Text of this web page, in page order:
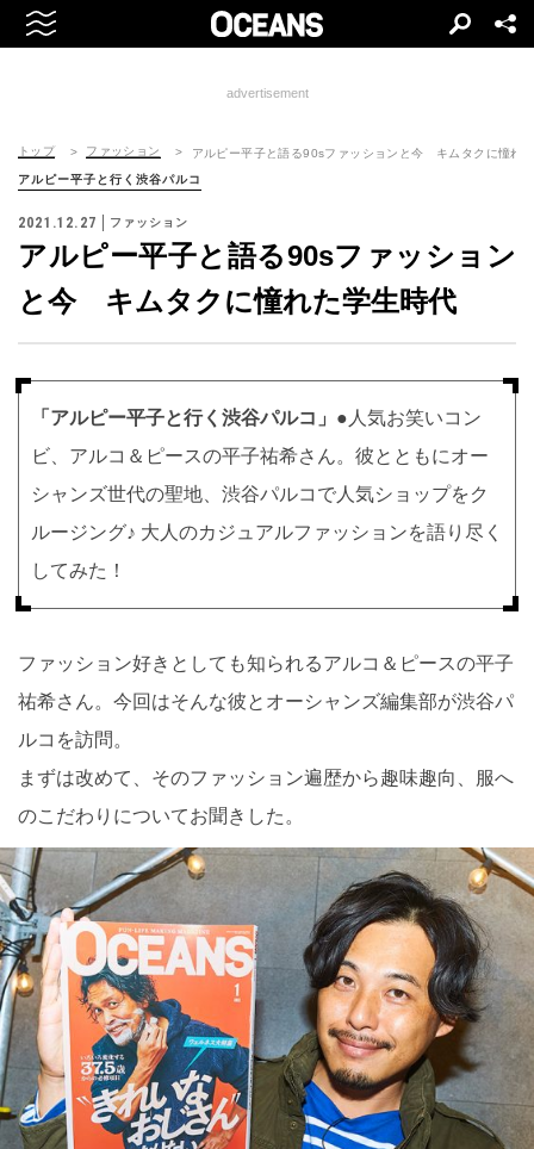
advertisement
トップ ファッション アルピー平子と語る90sファッションと今 キムタクに憧れ
アルピー平子と行く渋谷パルコ
2021.12.27 ファッション
アルピー平子と語る90sファッション
と今 キムタクに憧れた学生時代
「アルピー平子と行く渋谷パルコ」 ●人気お笑いコン
ビ、アルコ＆ピースの平子祐希さん。彼とともにオー
シャンズ世代の聖地、渋谷パルコで人気ショップをク
ルージング♪ 大人のカジュアルファッションを語り尽く
してみた！
ファッション好きとしても知られるアルコ＆ピースの平子
祐希さん。今回はそんな彼とオーシャンズ編集部が渋谷パ
ルコを訪問。
まずは改めて、そのファッション遍歴から趣味趣向、服へ
のこだわりについてお聞きした。